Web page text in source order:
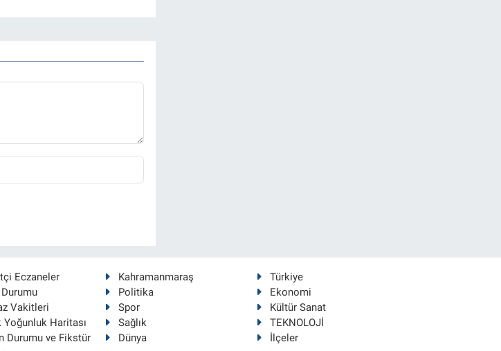
Eczaneler
Vakitleri
Haritası
Durumu ve Fikstür
Kahramanmaraş
Türkiye
Politika
Ekonomi
Spor
Kültür Sanat
Sağlık
TEKNOLOJİ
Dünya
İlçeler